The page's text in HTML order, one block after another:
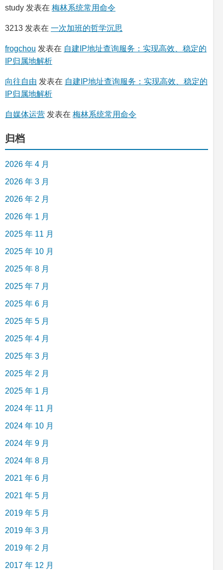
study 发表在 梅林系统常用命令
3213 发表在 一次加班的哲学沉思
frogchou 发表在 自建IP地址查询服务：实现高效、稳定的
IP归属地解析
向往自由 发表在 自建IP地址查询服务：实现高效、稳定的
IP归属地解析
自媒体运营 发表在 梅林系统常用命令
归档
2026 年 4 月
2026 年 3 月
2026 年 2 月
2026 年 1 月
2025 年 11 月
2025 年 10 月
2025 年 8 月
2025 年 7 月
2025 年 6 月
2025 年 5 月
2025 年 4 月
2025 年 3 月
2025 年 2 月
2025 年 1 月
2024 年 11 月
2024 年 10 月
2024 年 9 月
2024 年 8 月
2021 年 6 月
2021 年 5 月
2019 年 5 月
2019 年 3 月
2019 年 2 月
2017 年 12 月